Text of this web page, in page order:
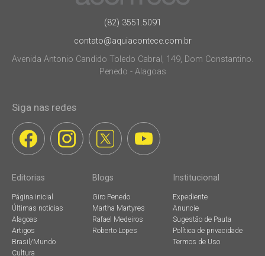
(82) 3551.5091
contato@aquiacontece.com.br
Avenida Antonio Candido Toledo Cabral, 149, Dom Constantino.
Penedo - Alagoas
Siga nas redes
Editorias
Página inicial
Últimas notícias
Alagoas
Artigos
Brasil/Mundo
Cultura
Blogs
Giro Penedo
Martha Martyres
Rafael Medeiros
Roberto Lopes
Institucional
Expediente
Anuncie
Sugestão de Pauta
Política de privacidade
Termos de Uso